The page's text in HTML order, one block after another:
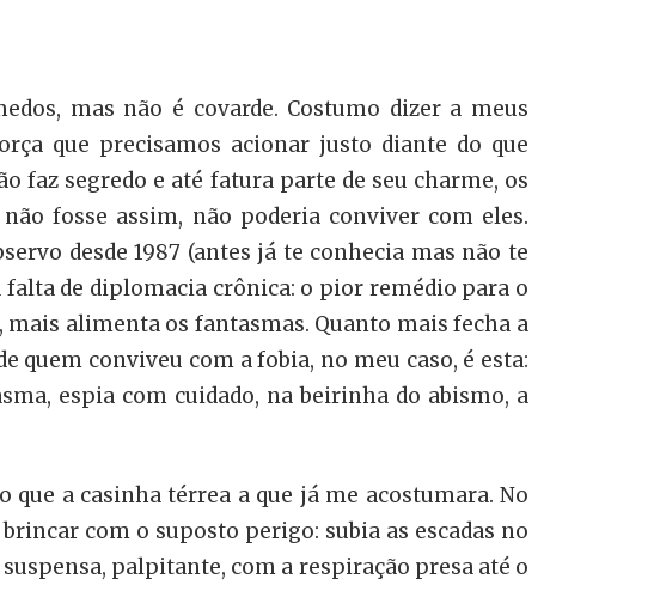
mas não é covarde. Costumo dizer a meus
que precisamos acionar justo diante do que
faz segredo e até fatura parte de seu charme, os
fosse assim, não poderia conviver com eles.
desde 1987 (antes já te conhecia mas não te
de diplomacia crônica: o pior remédio para o
mais alimenta os fantasmas. Quanto mais fecha a
quem conviveu com a fobia, no meu caso, é esta:
espia com cuidado, na beirinha do abismo, a
a casinha térrea a que já me acostumara. No
com o suposto perigo: subia as escadas no
palpitante, com a respiração presa até o